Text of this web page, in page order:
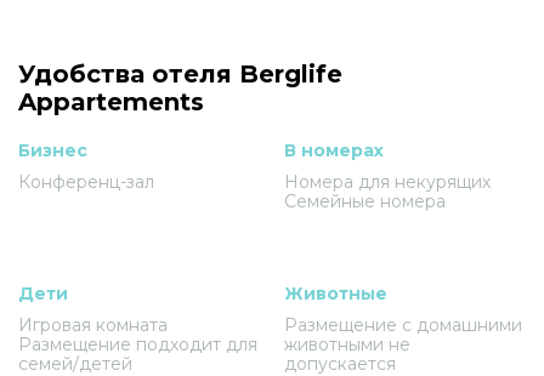
Удобства отеля Berglife
Appartements
Бизнес
Конференц-зал
В номерах
Номера для некурящих
Семейные номера
Дети
Игровая комната
Размещение подходит для
семей/детей
Животные
Размещение с домашними
животными не
допускается